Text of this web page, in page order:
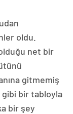
oldu.
net bir
gitmemiş
gibi bir tabloyla
bir şey